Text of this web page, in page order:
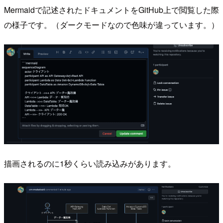
Mermaidで記述されたドキュメントをGitHub上で閲覧した際
の様子です。（ダークモードなので色味が違っています。）
描画されるのに1秒くらい読み込みがあります。